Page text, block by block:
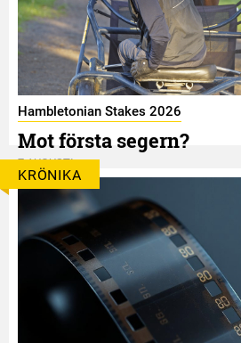
Hambletonian Stakes 2026
Mot första segern?
7 AUGUSTI
KRÖNIKA